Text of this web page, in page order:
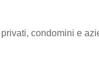
condomini e